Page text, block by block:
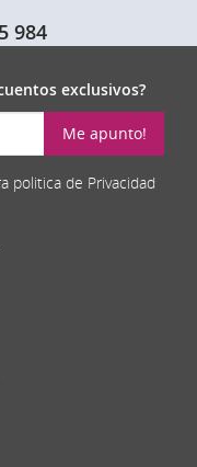
984
exclusivos?
Me apunto!
politica de Privacidad